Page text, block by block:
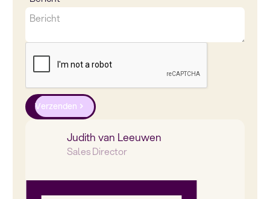
Judith van Leeuwen
Sales Director
Verzenden